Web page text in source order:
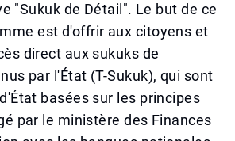
"Sukuk de Détail". Le but de ce
est d'offrir aux citoyens et
direct aux sukuks de
par l'État (T-Sukuk), qui sont
basées sur les principes
par le ministère des Finances